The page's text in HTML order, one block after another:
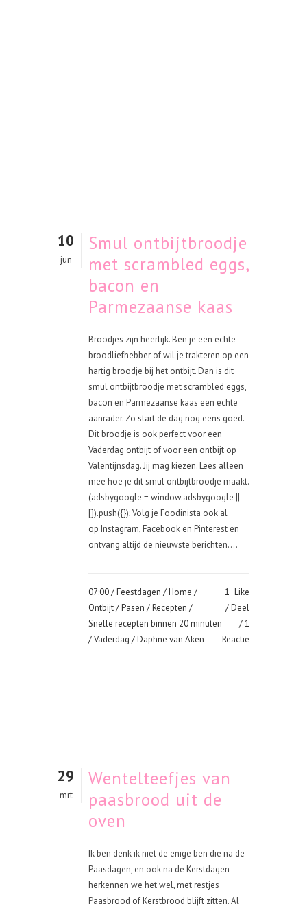
10
jun
Smul ontbijtbroodje
met scrambled eggs,
bacon en
Parmezaanse kaas
Broodjes zijn heerlijk. Ben je een echte
broodliefhebber of wil je trakteren op een
hartig broodje bij het ontbijt. Dan is dit
smul ontbijtbroodje met scrambled eggs,
bacon en Parmezaanse kaas een echte
aanrader. Zo start de dag nog eens goed.
Dit broodje is ook perfect voor een
Vaderdag ontbijt of voor een ontbijt op
Valentijnsdag. Jij mag kiezen. Lees alleen
mee hoe je dit smul ontbijtbroodje maakt.
(adsbygoogle = window.adsbygoogle ||
[]).push({}); Volg je Foodinista ook al
op Instagram, Facebook en Pinterest en
ontvang altijd de nieuwste berichten....
07:00 /Feestdagen /Home /
Ontbijt/Pasen /Recepten /
Snelle recepten binnen 20 minuten
/Vaderdag / Daphne van Aken
1 Like
Deel
1
Reactie
29
mrt
Wentelteefjes van
paasbrood uit de
oven
Ik ben denk ik niet de enige ben die na de
Paasdagen, en ook na de Kerstdagen
herkennen we het wel, met restjes
Paasbrood of Kerstbrood blijft zitten. Al